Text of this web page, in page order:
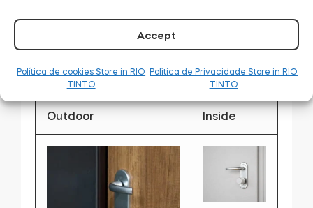
Accept
Política de cookies Store in RIO
TINTO
Política de Privacidade Store in RIO
TINTO
fechadura
inteligente…
Outdoor Inside